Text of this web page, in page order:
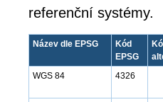
referenční systémy.
Název dle EPSG
Kód
EPSG
WGS 84 4326